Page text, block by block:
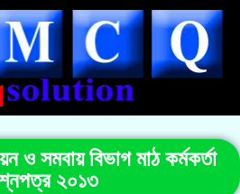
ও সমবায় বিভাগ মাঠ কর্মকর্তা
২০১৩